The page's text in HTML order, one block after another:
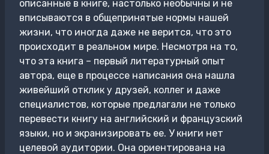
описанные в книге, настолько необычны и не
вписываются в общепринятые нормы нашей
жизни, что иногда даже не верится, что это
происходит в реальном мире. Несмотря на то,
что эта книга – первый литературный опыт
автора, еще в процессе написания она нашла
живейший отклик у друзей, коллег и даже
специалистов, которые предлагали не только
перевести книгу на английский и французский
языки, но и экранизировать ее. У книги нет
целевой аудитории. Она ориентирована на